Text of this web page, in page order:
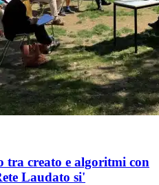
tra creato e algoritmi con
Laudato si'